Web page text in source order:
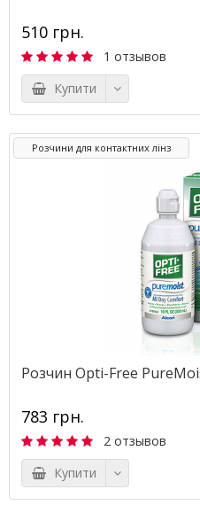
510 грн.
1 отзывов
Купити
Розчини для контактних лінз
Розчин Opti-Free
783 грн.
2 отзывов
Купити